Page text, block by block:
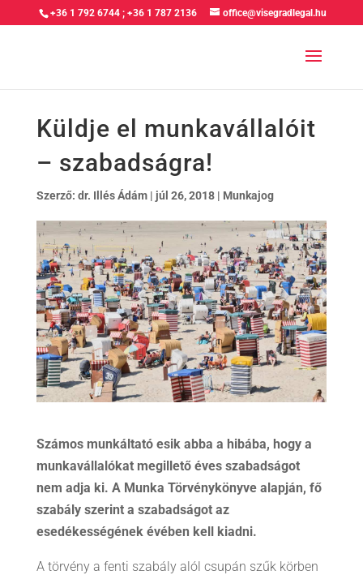
+36 1 792 6744 ;+36 1 787 2136 office@visegradlegal.hu
Küldje el munkavállalóit
– szabadságra!
Szerző: dr. Illés Ádám| júl 26, 2018| Munkajog
Számos munkáltató esik abba a hibába, hogy a
munkavállalókat megillető éves szabadságot
nem adja ki. A Munka Törvénykönyve alapján, fő
szabály szerint a szabadságot az
esedékességének évében kell kiadni.
A törvény a fenti szabály alól csupán szűk körben